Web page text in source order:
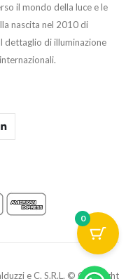
il mondo della luce e le
nascita nel 2010 di
dettaglio di illuminazione
e C. S.R.L. © Copyright
0